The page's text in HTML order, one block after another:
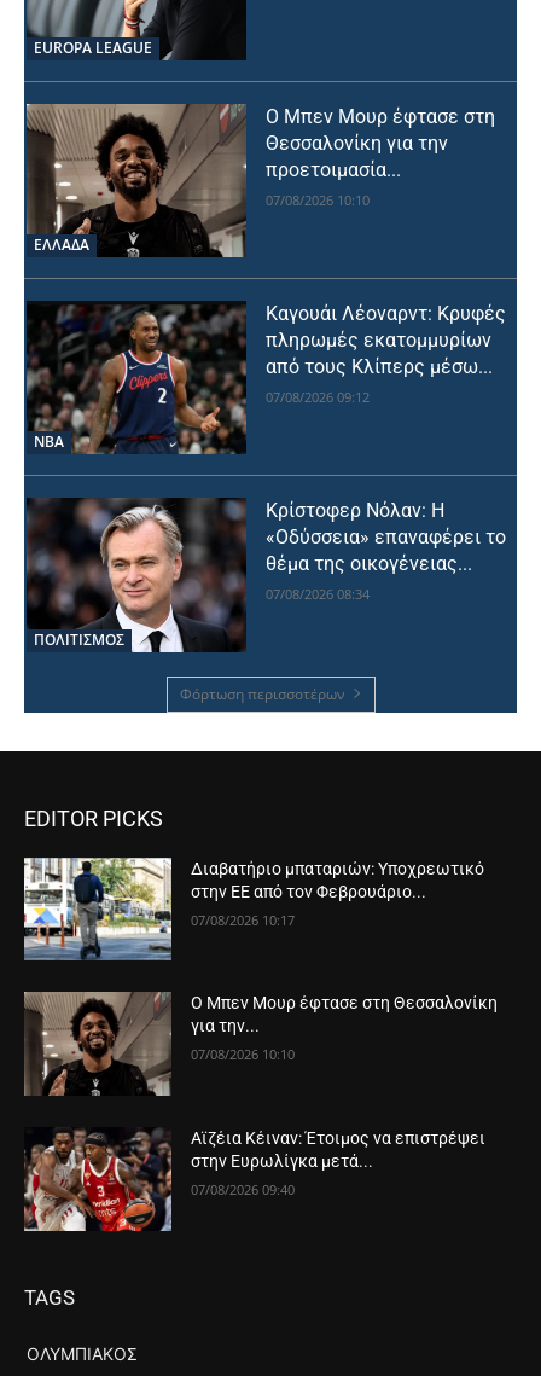
EUROPA LEAGUE
ΕΛΛΑΔΑ
Ο Μπεν Μουρ έφτασε στη
Θεσσαλονίκη για την
προετοιμασία...
07/08/2026 10:10
NBA
Καγουάι Λέοναρντ: Κρυφές
πληρωμές εκατομμυρίων
από τους Κλίπερς μέσω...
07/08/2026 09:12
ΠΟΛΙΤΙΣΜΟΣ
Κρίστοφερ Νόλαν: Η
«Οδύσσεια» επαναφέρει το
θέμα της οικογένειας...
07/08/2026 08:34
Φόρτωση περισσοτέρων
EDITOR PICKS
Διαβατήριο μπαταριών: Υποχρεωτικό
στην ΕΕ από τον Φεβρουάριο...
07/08/2026 10:17
Ο Μπεν Μουρ έφτασε στη Θεσσαλονίκη
για την...
07/08/2026 10:10
Αϊζέια Κέιναν: Έτοιμος να επιστρέψει
στην Ευρωλίγκα μετά...
07/08/2026 09:40
TAGS
ΟΛΥΜΠΙΑΚΌΣ